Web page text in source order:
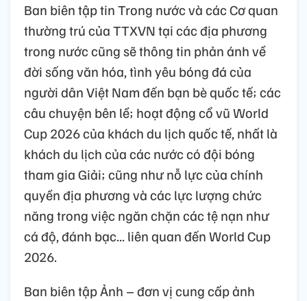
Ban biên tập tin Trong nước và các Cơ quan
thường trú của TTXVN tại các địa phương
trong nước cũng sẽ thông tin phản ánh về
đời sống văn hóa, tình yêu bóng đá của
người dân Việt Nam đến bạn bè quốc tế; các
câu chuyện bên lề; hoạt động cổ vũ World
Cup 2026 của khách du lịch quốc tế, nhất là
khách du lịch của các nước có đội bóng
tham gia Giải; cũng như nỗ lực của chính
quyền địa phương và các lực lượng chức
năng trong việc ngăn chặn các tệ nạn như
cá độ, đánh bạc... liên quan đến World Cup
2026.
Ban biên tập Ảnh – đơn vị cung cấp ảnh